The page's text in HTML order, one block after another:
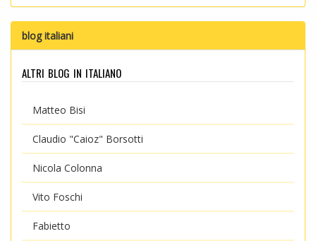
blog italiani
altri blog in italiano
Matteo Bisi
Claudio "Caioz" Borsotti
Nicola Colonna
Vito Foschi
Fabietto